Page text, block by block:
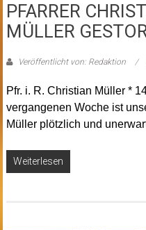
PFARRER
MÜLLER
Veröffentlicht von: Redaktion
Pfr. i. R. Christian Müller *
vergangenen Woche ist
Müller plötzlich und
Weiterlesen